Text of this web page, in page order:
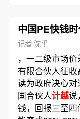
中国PE快钱
记者 沈乎
，一二级市场
有限合伙人征
读为政府决心对
国合伙人计越说
钱，回报三至